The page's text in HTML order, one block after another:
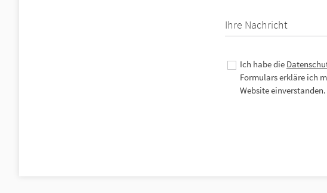
Ihre Nachricht
Ich habe die
Formulars erkläre ich
Website einverstanden.